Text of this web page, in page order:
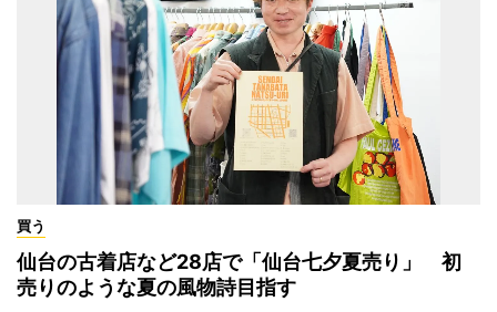
買う
仙台の古着店など28店で「仙台七夕夏売り」 初
売りのような夏の風物詩目指す